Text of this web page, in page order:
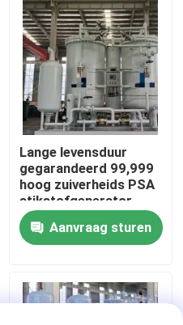
Zuiverheidsstikstof
Lange levensduur
gegarandeerd 99,999
hoog zuiverheids PSA
stikstofgenerator
Aanvraag sturen